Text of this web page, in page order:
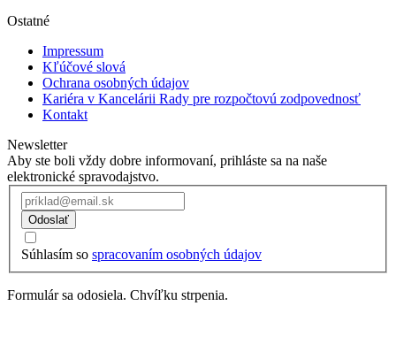
Ostatné
Impressum
Kľúčové slová
Ochrana osobných údajov
Kariéra v Kancelárii Rady pre rozpočtovú zodpovednosť
Kontakt
Newsletter
Aby ste boli vždy dobre informovaní, prihláste sa na naše
elektronické spravodajstvo.
Odoslať
Súhlasím so spracovaním osobných údajov
Formulár sa odosiela. Chvíľku strpenia.